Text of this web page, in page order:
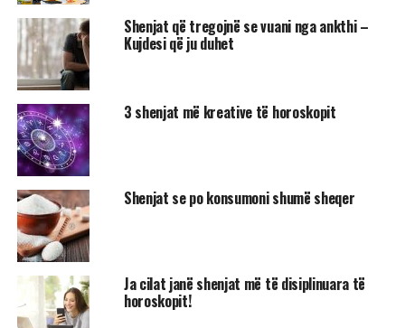
Shenjat që tregojnë se vuani nga ankthi –
Kujdesi që ju duhet
3 shenjat më kreative të horoskopit
Shenjat se po konsumoni shumë sheqer
Ja cilat janë shenjat më të disiplinuara të
horoskopit!